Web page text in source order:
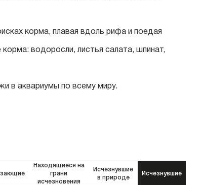
корма, плавая вдоль рифа и поедая
водоросли, листья салата, шпинат,
в аквариумы по всему миру.
Находящиеся на
грани
исчезновения
Исчезнувшие
в природе
Исчезнувшие